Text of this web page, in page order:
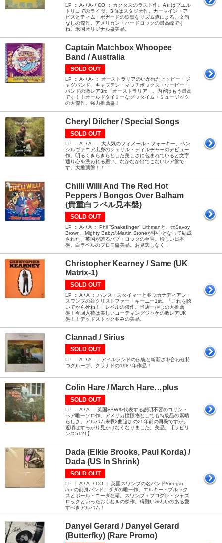
LP ： A- / A- / CO ： カクタスのラスト作。A面はプエル
トリコでのライヴ、B面はスタジオ作。カーマイン・ア
ピスとティム・ボガードの鉄壁なリズム隊による、文句
なしの傑作。アメリカン・ハードロックの最高峰です
ね。米国オリジナル盤美品。
Captain Matchbox Whoopee
Band / Australia
SOLD OUT
LP ： A- / A- ： オーストラリアのいかれたヒッピー・ジ
ャグバンド、キャプテン・マッチボックス・ウーピー・
バンドの激レア3rd「オーストラリア」。内容はもう最高
です！！オールドタイミーなグッタイム・ミュージック
の大傑作。強力推薦盤！
Cheryl Dilcher / Special Songs
SOLD OUT
LP ： A- / A- ： 大人気のフィメール・フォーキー、ペン
シルヴァニア出身のシェリル・ディルチャーのデビュー
作。明るくきらきらとした美しさに包まれていると文字
通り心を洗われる思い。なかなか出てこないレア盤で
す。大推薦盤！！
Chilli Willi And The Red Hot
Peppers / Bongos Over Balham
(貴重白ラベル見本盤)
SOLD OUT
LP ： A- / A ： Phil "Snakefinger" Lithmanと、元Savoy
Brown、Mighty BabyのMartin Stoneが中心となって結成
された、英国が誇るパブ・ロックの至宝。珍しい日本
盤。白ラベルのプロモ盤美品。お見逃しなく！
Christopher Kearney / Same (UK
Matrix-1)
SOLD OUT
LP ： A / A ： ハンス・スタイマーと並ぶカナディアン・
スワンプの雄クリストファー・キーニー1st。「これを聴
いてから死ね！」レベルの傑作。当店一押しの大推薦
盤！今回入荷は美しいコーティングジャケの激レアUK
盤！！デッドストック並みの美品。
Clannad / Sirius
SOLD OUT
LP ： A- / A- ： アイルランドの伝統と斬新さを合わせ持
つグループ、クラナドの1987年作品！
Colin Hare / March Hare…plus
SOLD OUT
LP ： A / A ： 英国SSWを代表する説明不要のコリン・
ヘア唯一ソロ作。アメリカ憧憬物としても特級品の素晴
らしさ。アルバム未収2曲追加の25年前の再発ですが、
近頃はすっかり見かけなくなりました。美品。【ラビリ
ンス5121】
Dada (Elkie Brooks, Paul Korda) /
Dada (US In Shrink)
SOLD OUT
LP ： A / A- / CO ： 英国スワンプの名バンドVinegar
Joeの前身バンド、ダダの唯一作。エルキー・ブルック
スとポール・コーダ在籍。スワンプ＋プログレ・ジャズ
ロックといったおもむきの傑作。得難い味わいのある愛
すべきアルバム！
Danyel Gerard / Danyel Gerard
(Butterfky) (Rare Promo)